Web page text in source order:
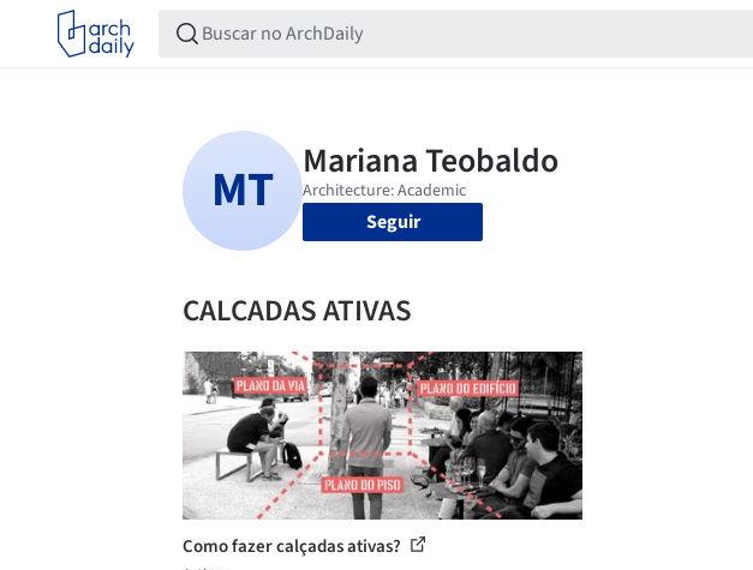
Seguir
CALCADAS ATIVAS
Como fazer calçadas ativas?